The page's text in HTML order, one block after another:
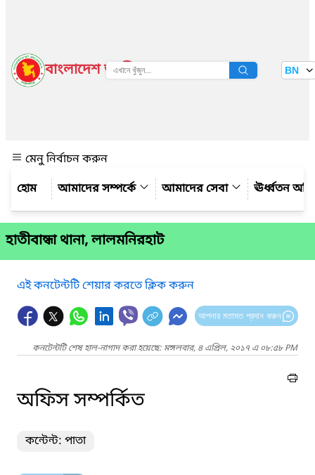
বাংলাদেশ জাতীয় তথ্য বাতায়ন BN
মেনু নির্বাচন করুন
আমাদের সম্পর্কে
আমাদের সেবা ঊর্ধ্বতন
হাতীবান্ধা থানা, লালমনিরহাট
এই কনটেন্টটি শেয়ার করতে ক্লিক করুন
আপনার মতামত প্রদান করুন
কনটেন্টটি শেষ হাল-নাগাদ করা হয়েছে: মঙ্গলবার, ৪ এপ্রিল, ২০১৭ এ ০৮:৫৮ PM
অফিস সম্পর্কিত
কন্টেন্ট: পাতা